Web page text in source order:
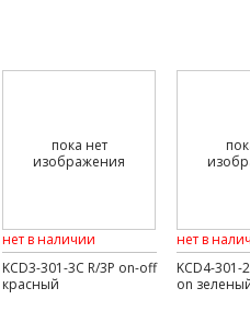
пока нет
изображения
нет в наличии
KCD3-301-3C R/3P on-off
красный
нет в
KCD4-301-
on